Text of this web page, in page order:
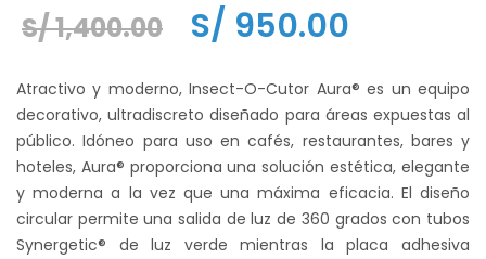
S/1,400.00
El
original
era:
S/ 1,400.00.
S/ 950.00
actual
es:
S/ 950.00.
Atractivo y moderno, Insect-O-Cutor Aura® es un equipo
decorativo, ultradiscreto diseñado para áreas expuestas al
público. Idóneo para uso en cafés, restaurantes, bares y
hoteles, Aura® proporciona una solución estética, elegante
y moderna a la vez que una máxima eficacia. El diseño
circular permite una salida de luz de 360 grados con tubos
Synergetic® de luz verde mientras la placa adhesiva